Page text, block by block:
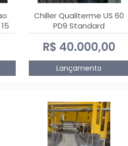
Chiller Qualiterme US 60
PD9 Standard
R$ 40.000,00
Lançamento